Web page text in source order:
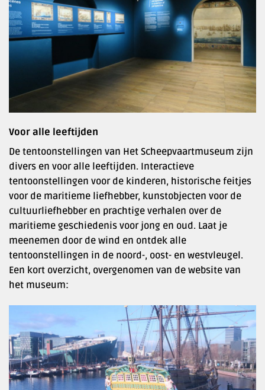
Voor alle leeftijden
De tentoonstellingen van Het Scheepvaartmuseum zijn
divers en voor alle leeftijden. Interactieve
tentoonstellingen voor de kinderen, historische feitjes
voor de maritieme liefhebber, kunstobjecten voor de
cultuurliefhebber en prachtige verhalen over de
maritieme geschiedenis voor jong en oud. Laat je
meenemen door de wind en ontdek alle
tentoonstellingen in de noord-, oost- en westvleugel.
Een kort overzicht, overgenomen van de website van
het museum: